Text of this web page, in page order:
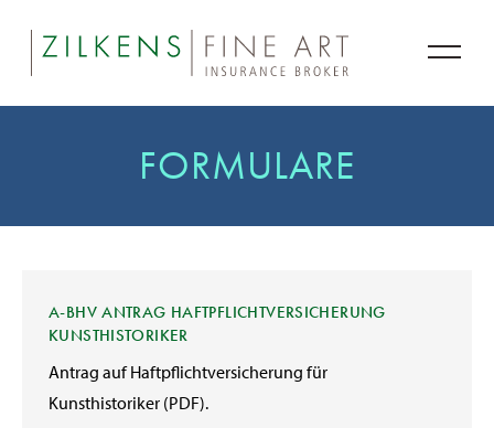
FORMULARE
A-BHV ANTRAG HAFTPFLICHTVERSICHERUNG
KUNSTHISTORIKER
Antrag auf Haftpflichtversicherung für
Kunsthistoriker (PDF).